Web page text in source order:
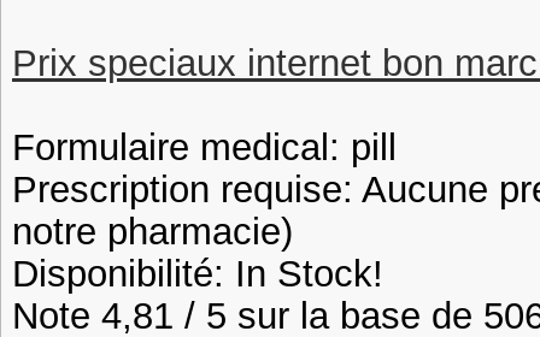
Prix speciaux internet bon
Formulaire medical: pill
Prescription requise: Aucune
notre pharmacie)
Disponibilité: In Stock!
Note 4,81 / 5 sur la base de